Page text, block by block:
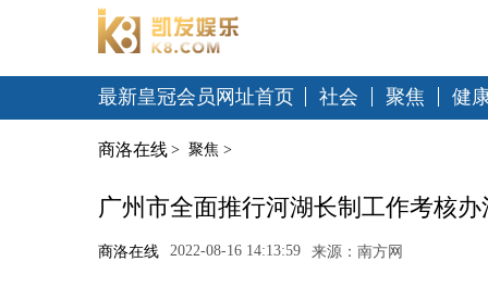
最新皇冠会员网址首页 社会 聚焦 健
商洛在线 > 聚焦 >
广州市全面推行河湖长制工作考核
商洛在线 2022-08-16 14:13:59 来源：南方网